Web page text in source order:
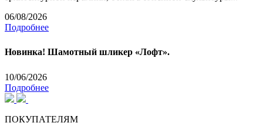
06/08/2026
Подробнее
Новинка! Шамотный шликер «Лофт».
10/06/2026
Подробнее
ПОКУПАТЕЛЯМ